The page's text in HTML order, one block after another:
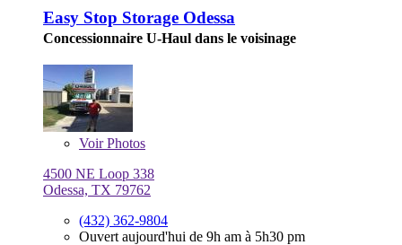
Easy Stop Storage Odessa
Concessionnaire U-Haul dans le voisinage
VoirPhotos
4500 NE Loop 338
Odessa, TX 79762
(432) 362-9804
Ouvert aujourd'hui de 9h am à 5h30 pm